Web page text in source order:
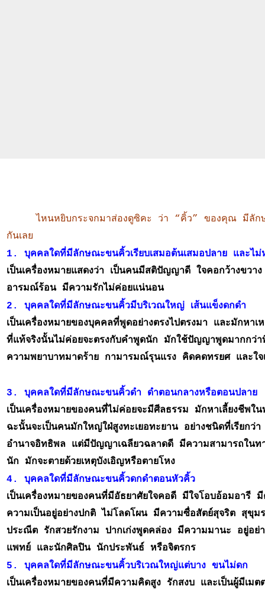
ไหนหยิบกระจกมาส่องดูซิคะ ว่า “คิ้ว” ของคุณ มีลักษณะ
กันเลย
1. บุคคลใดที่มีลักษณะขนคิ้วเรียบเสมอต้นเสมอปลาย และไม่
เป็นเครื่องหมายแสดงว่า เป็นคนมีสติปัญญาดี ใจคอกว้างขวา
อารมณ์ร้อน มีความรักไม่ค่อยแน่นอน
2. บุคคลใดที่มีลักษณะขนคิ้วมีบริเวณใหญ่ เส้นแข็งดกดำ
เป็นเครื่องหมายของบุคคลที่พูดอย่างตรงไปตรงมา และมักหาเ
ที่แท้จริงนั้นไม่ค่อยจะตรงกับคำพูดนัก มักใช้ปัญญาพูดมากกว่
ความพยาบาทมาดร้าย กามารมณ์รุนแรง คิดคดทรยศ และใจ
3. บุคคลใดที่มีลักษณะขนคิ้วดำ ดำตอนกลางหรือตอนปลาย
เป็นเครื่องหมายของคนที่ไม่ค่อยจะมีศีลธรรม มักหาเลี้ยงชีพใ
ฉะนั้นจะเป็นคนมักใหญ่ใฝ่สูงทะเยอทะยาน อย่างชนิดที่เรียกว่
อำนาจอิทธิพล แต่มีปัญญาเฉลียวฉลาดดี มีความสามารถในท
นัก มักจะตายด้วยเหตุบังเอิญหรือตายโหง
4. บุคคลใดที่มีลักษณะขนคิ้วดกดำตอนหัวคิ้ว
เป็นเครื่องหมายของคนที่มีอัธยาศัยใจคอดี มีใจโอบอ้อมอารี
ความเป็นอยู่อย่างปกติ ไม่โลดโผน มีความซื่อสัตย์สุจริต สุขุ
ประณีต รักสวยรักงาม ปากเก่งพูดคล่อง มีความมานะ อยู่อย่า
แพทย์ และนักศิลปิน นักประพันธ์ หรือจิตรกร
5. บุคคลใดที่มีลักษณะขนคิ้วบริเวณใหญ่แต่บาง ขนไม่ดก
เป็นเครื่องหมายของคนที่มีความคิดสูง รักสงบ และเป็นผู้มีเ